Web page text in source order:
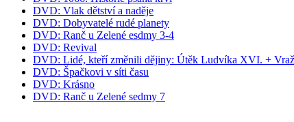
DVD: Vlak dětství a naděje
DVD: Dobyvatelé rudé planety
DVD: Ranč u Zelené esdmy 3-4
DVD: Revival
DVD: Lidé, kteří změnili dějiny: Útěk Ludvíka XVI. +
DVD: Špačkovi v síti času
DVD: Krásno
DVD: Ranč u Zelené sedmy 7